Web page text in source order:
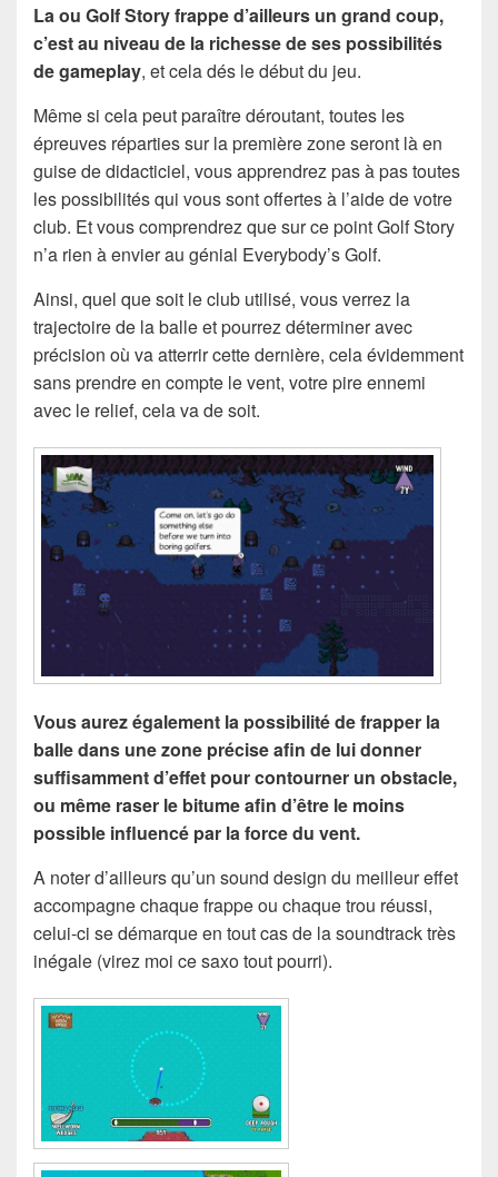
La ou Golf Story frappe d’ailleurs un grand coup,
c’est au niveau de la richesse de ses possibilités
de gameplay, et cela dés le début du jeu.
Même si cela peut paraître déroutant, toutes les
épreuves réparties sur la première zone seront là en
guise de didacticiel, vous apprendrez pas à pas toutes
les possibilités qui vous sont offertes à l’aide de votre
club. Et vous comprendrez que sur ce point Golf Story
n’a rien à envier au génial Everybody’s Golf.
Ainsi, quel que soit le club utilisé, vous verrez la
trajectoire de la balle et pourrez déterminer avec
précision où va atterrir cette dernière, cela évidemment
sans prendre en compte le vent, votre pire ennemi
avec le relief, cela va de soit.
Vous aurez également la possibilité de frapper la
balle dans une zone précise afin de lui donner
suffisamment d’effet pour contourner un obstacle,
ou même raser le bitume afin d’être le moins
possible influencé par la force du vent.
A noter d’ailleurs qu’un sound design du meilleur effet
accompagne chaque frappe ou chaque trou réussi,
celui-ci se démarque en tout cas de la soundtrack très
inégale (virez moi ce saxo tout pourri).